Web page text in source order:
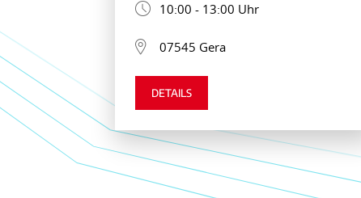
10:00 - 13:00 Uhr
07545 Gera
DETAILS